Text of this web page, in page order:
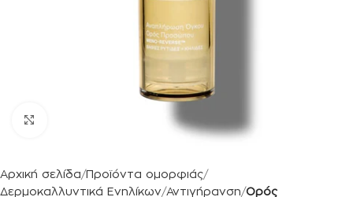
Αρχική σελίδα Προϊόντα ομορφιάς
Δερμοκαλλυντικά Ενηλίκων Αντιγήρανση Ορός